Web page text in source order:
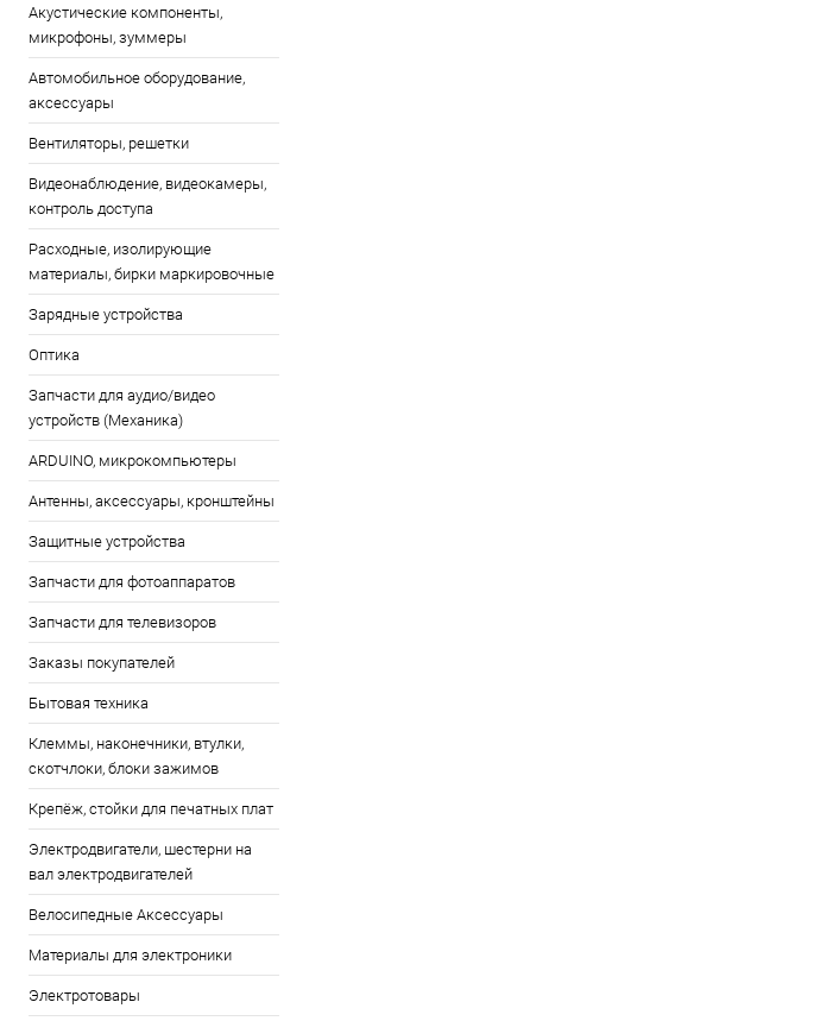
Акустические компоненты,
микрофоны, зуммеры
Автомобильное оборудование,
аксессуары
Вентиляторы, решетки
Видеонаблюдение, видеокамеры,
контроль доступа
Расходные, изолирующие
материалы, бирки маркировочные
Зарядные устройства
Оптика
Запчасти для аудио/видео
устройств (Механика)
ARDUINO, микрокомпьютеры
Антенны, аксессуары, кронштейны
Защитные устройства
Запчасти для фотоаппаратов
Запчасти для телевизоров
Заказы покупателей
Бытовая техника
Клеммы, наконечники, втулки,
скотчлоки, блоки зажимов
Крепёж, стойки для печатных плат
Электродвигатели, шестерни на
вал электродвигателей
Велосипедные Аксессуары
Материалы для электроники
Электротовары